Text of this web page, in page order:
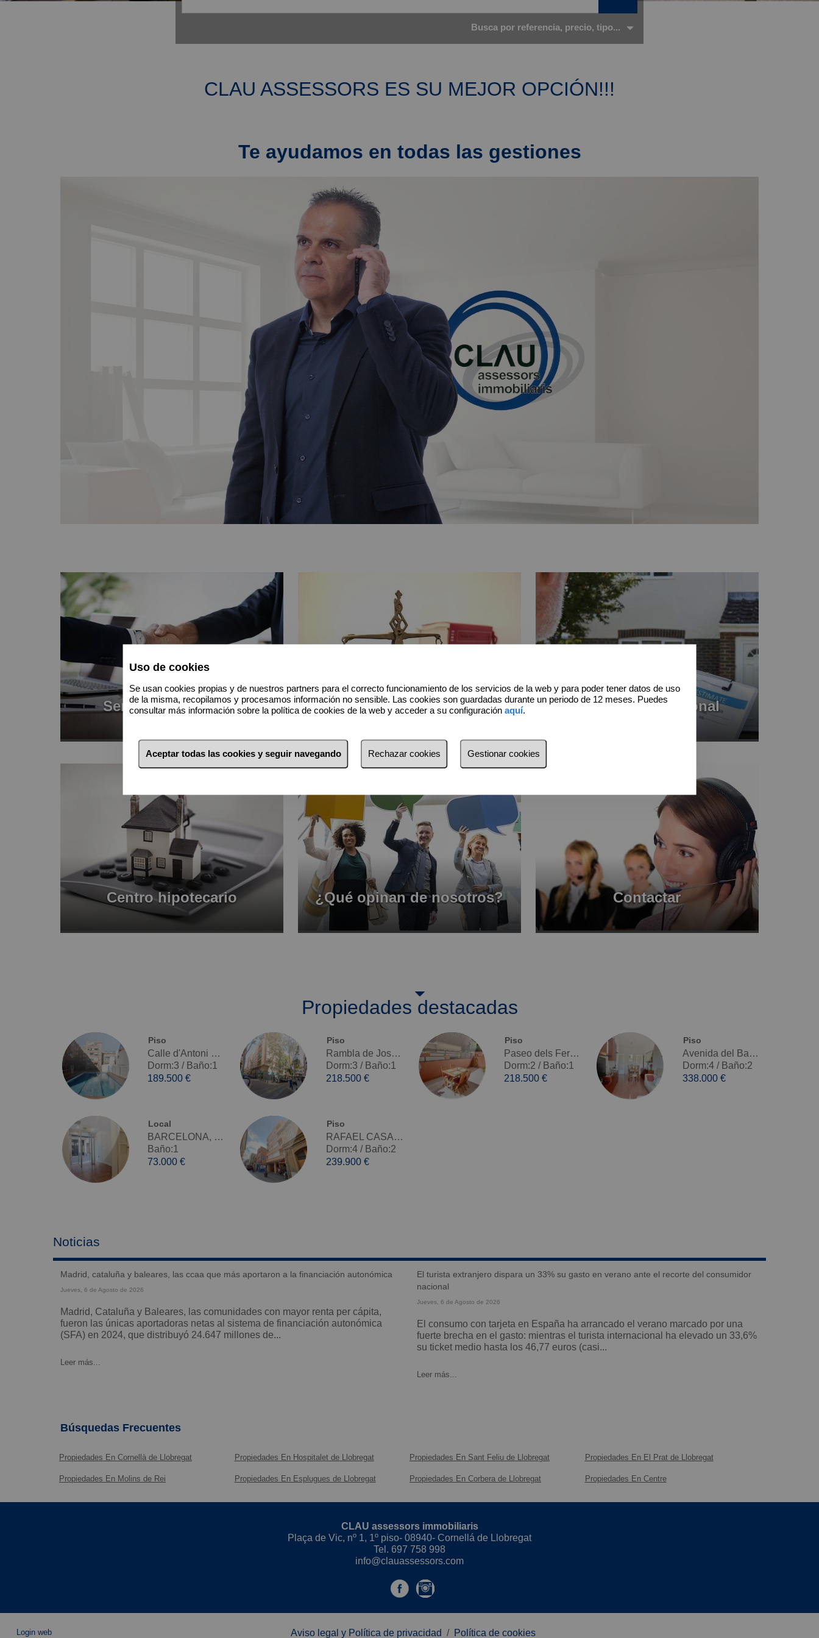
Busca por referencia, precio, tipo...
CLAU ASSESSORS ES SU MEJOR OPCIÓN!!!
Te ayudamos en todas las gestiones
Servicios integrales Departamento jurídico Tasación profesional
Centro hipotecario ¿Qué opinan de nosotros? Contactar
Propiedades destacadas
Piso
Calle d'Antoni Gaudí, Marianao - Venta
Dorm:3 / Baño:1
189.500 €
Piso
Rambla de Josep Anselm Clavé, Centre - Venta
Dorm:3 / Baño:1
218.500 €
Piso
Paseo dels Ferrocarrils Catalans, Riera - Venta
Dorm:2 / Baño:1
218.500 €
Piso
Avenida del Baix Llobregat, Centre - Venta
Dorm:4/ Baño:2
338.000 €
Local
BARCELONA, Sant Vicenç Dels Horts - Venta
Baño:1
73.000 €
Piso
RAFAEL CASANOVA, Molins de Rei - Venta
Dorm:4/ Baño:2
239.900 €
Noticias
madrid, cataluña y baleares, las ccaa que más aportaron a la financiación autonómica
Jueves, 6 de Agosto de 2026
Madrid, Cataluña y Baleares, las comunidades con mayor renta per cápita,
fueron las únicas aportadoras netas al sistema de financiación autonómica
(SFA) en 2024, que distribuyó 24.647 millones de...
Leer más...
el turista extranjero dispara un 33% su gasto en verano ante el recorte del consumidor
nacional
Jueves, 6 de Agosto de 2026
El consumo con tarjeta en España ha arrancado el verano marcado por una
fuerte brecha en el gasto: mientras el turista internacional ha elevado un 33,6%
su ticket medio hasta los 46,77 euros (casi...
Leer más...
Búsquedas Frecuentes
Propiedades En Cornellà de Llobregat Propiedades En Hospitalet de Llobregat Propiedades En Sant Feliu de Llobregat Propiedades En El Prat de Llobregat
Propiedades En Molins de Rei Propiedades En Esplugues de Llobregat Propiedades En Corbera de Llobregat Propiedades En Centre
CLAU assessors immobiliaris
Plaça de Vic, nº 1, 1º piso- 08940- Cornellá de Llobregat
Tel. 697 758 998
info@clauassessors.com
Login web Aviso legal y Política de privacidad / Política de cookies
Uso de cookies
Se usan cookies propias y de nuestros partners para el correcto funcionamiento de los servicios de la web y para poder tener datos de uso
de la misma, recopilamos y procesamos información no sensible. Las cookies son guardadas durante un periodo de 12 meses. Puedes
consultar más información sobre la política de cookies de la web y acceder a su configuración aquí.
Aceptar todas las cookies y seguir navegando Rechazar cookies Gestionar cookies